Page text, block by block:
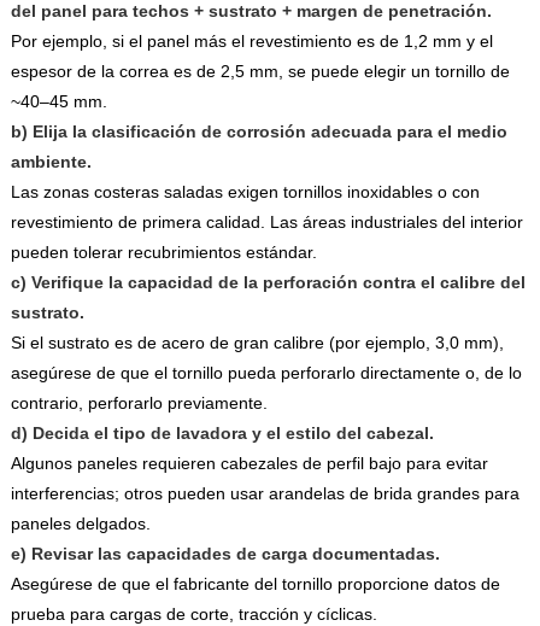
del panel para techos + sustrato + margen de penetración.
Por ejemplo, si el panel más el revestimiento es de 1,2 mm y el
espesor de la correa es de 2,5 mm, se puede elegir un tornillo de
~40–45 mm.
b) Elija la clasificación de corrosión adecuada para el medio
ambiente.
Las zonas costeras saladas exigen tornillos inoxidables o con
revestimiento de primera calidad. Las áreas industriales del interior
pueden tolerar recubrimientos estándar.
c) Verifique la capacidad de la perforación contra el calibre del
sustrato.
Si el sustrato es de acero de gran calibre (por ejemplo, 3,0 mm),
asegúrese de que el tornillo pueda perforarlo directamente o, de lo
contrario, perforarlo previamente.
d) Decida el tipo de lavadora y el estilo del cabezal.
Algunos paneles requieren cabezales de perfil bajo para evitar
interferencias; otros pueden usar arandelas de brida grandes para
paneles delgados.
e) Revisar las capacidades de carga documentadas.
Asegúrese de que el fabricante del tornillo proporcione datos de
prueba para cargas de corte, tracción y cíclicas.